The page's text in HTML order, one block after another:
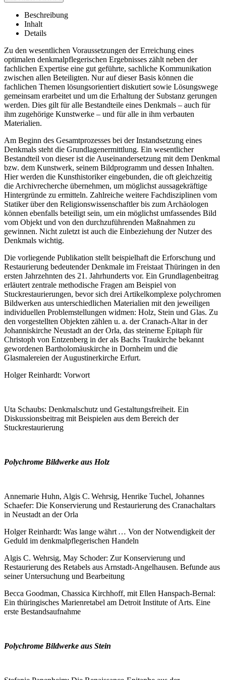
Beschreibung
Inhalt
Details
Zu den wesentlichen Voraussetzungen der Erreichung eines
optimalen denkmalpflegerischen Ergebnisses zählt neben der
fachlichen Expertise eine gut geführte, sachliche Kommunikation
zwischen allen Beteiligten. Nur auf dieser Basis können die
fachlichen Themen lösungsorientiert diskutiert sowie Lösungswege
gemeinsam erarbeitet und um die Erhaltung der Substanz gerungen
werden. Dies gilt für alle Bestandteile eines Denkmals – auch für
ihm zugehörige Kunstwerke – und für alle in ihm verbauten
Materialien.
Am Beginn des Gesamtprozesses bei der Instandsetzung eines
Denkmals steht die Grundlagenermittlung. Ein wesentlicher
Bestandteil von dieser ist die Auseinandersetzung mit dem Denkmal
bzw. dem Kunstwerk, seinem Bildprogramm und dessen Inhalten.
Hier werden die Kunsthistoriker eingebunden, die oft gleichzeitig
die Archivrecherche übernehmen, um möglichst aussagekräftige
Hintergründe zu ermitteln. Zahlreiche weitere Fachdisziplinen vom
Statiker über den Religionswissenschaftler bis zum Archäologen
können ebenfalls beteiligt sein, um ein möglichst umfassendes Bild
vom Objekt und von den durchzuführenden Maßnahmen zu
gewinnen. Nicht zuletzt ist auch die Einbeziehung der Nutzer des
Denkmals wichtig.
Die vorliegende Publikation stellt beispielhaft die Erforschung und
Restaurierung bedeutender Denkmale im Freistaat Thüringen in den
ersten Jahrzehnten des 21. Jahrhunderts vor. Ein Grundlagenbeitrag
erläutert zentrale methodische Fragen am Beispiel von
Stuckrestaurierungen, bevor sich drei Artikelkomplexe polychromen
Bildwerken aus unterschiedlichen Materialien mit den jeweiligen
individuellen Problemstellungen widmen: Holz, Stein und Glas. Zu
den vorgestellten Objekten zählen u. a. der Cranach-Altar in der
Johanniskirche Neustadt an der Orla, das steinerne Epitaph für
Christoph von Entzenberg in der als Bachs Traukirche bekannt
gewordenen Bartholomäuskirche in Dornheim und die
Glasmalereien der Augustinerkirche Erfurt.
Holger Reinhardt: Vorwort
Uta Schaubs: Denkmalschutz und Gestaltungsfreiheit. Ein
Diskussionsbeitrag mit Beispielen aus dem Bereich der
Stuckrestaurierung
Polychrome Bildwerke aus Holz
Annemarie Huhn, Algis C. Wehrsig, Henrike Tuchel, Johannes
Schaefer: Die Konservierung und Restaurierung des Cranachaltars
in Neustadt an der Orla
Holger Reinhardt: Was lange währt … Von der Notwendigkeit der
Geduld im denkmalpflegerischen Handeln
Algis C. Wehrsig, May Schoder: Zur Konservierung und
Restaurierung des Retabels aus Arnstadt-Angelhausen. Befunde aus
seiner Untersuchung und Bearbeitung
Becca Goodman, Chassica Kirchhoff, mit Ellen Hanspach-Bernal:
Ein thüringisches Marienretabel am Detroit Institute of Arts. Eine
erste Bestandsaufnahme
Polychrome Bildwerke aus Stein